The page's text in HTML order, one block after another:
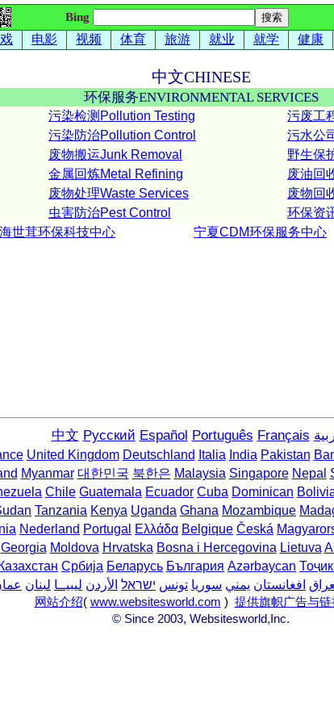
Bing
电影 视频 体育 旅游 就业 就学 健康
中文CHINESE
环保服务ENVIRONMENTAL SERVICES
污染检测Pollution Testing
污染防治Pollution Control
废物搬运Junk Removal
金属回炼Metal Refining
废物处理Waste Services
虫害防治Pest Control
污废工
污水公
野生保
废油回
废物回
环保资
海世茸环保科技中心 宁夏CDM环保服务中心
中文 Русский Español Português Français
United Kingdom Deutschland Italia India Pakistan
Myanmar 대한민국 북한은 Malaysia Singapore Nepal
Chile Guatemala Ecuador Cuba Dominican
Tanzania Kenya Uganda Ghana Mozambique
Nederland Portugal Ελλάδα Belgique Česká
Georgia Moldova Hrvatska Bosna i Hercegovina Lietuva
Казахстан Србија Беларусь България Azərbaycan
افغانستان يمني سوريا تونس ישראל الأردن ليبيــا لبنان
网站介绍( www.websitesworld.com ) 提供旗帜广告与链
© Since 2003, Websitesworld,Inc.